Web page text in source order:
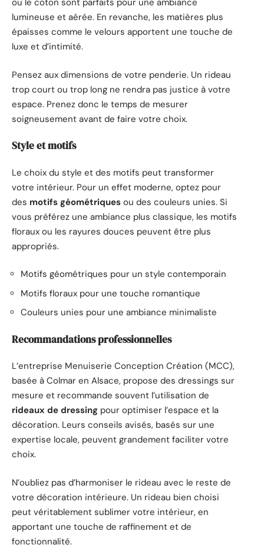
ou le coton sont parfaits pour une ambiance
lumineuse et aérée. En revanche, les matières plus
épaisses comme le velours apportent une touche de
luxe et d’intimité.
Pensez aux dimensions de votre penderie. Un rideau
trop court ou trop long ne rendra pas justice à votre
espace. Prenez donc le temps de mesurer
soigneusement avant de faire votre choix.
Style et motifs
Le choix du style et des motifs peut transformer
votre intérieur. Pour un effet moderne, optez pour
des motifs géométriques ou des couleurs unies. Si
vous préférez une ambiance plus classique, les motifs
floraux ou les rayures douces peuvent être plus
appropriés.
Motifs géométriques pour un style contemporain
Motifs floraux pour une touche romantique
Couleurs unies pour une ambiance minimaliste
Recommandations professionnelles
L’entreprise Menuiserie Conception Création (MCC),
basée à Colmar en Alsace, propose des dressings sur
mesure et recommande souvent l’utilisation de
rideaux de dressing pour optimiser l’espace et la
décoration. Leurs conseils avisés, basés sur une
expertise locale, peuvent grandement faciliter votre
choix.
N’oubliez pas d’harmoniser le rideau avec le reste de
votre décoration intérieure. Un rideau bien choisi
peut véritablement sublimer votre intérieur, en
apportant une touche de raffinement et de
fonctionnalité.